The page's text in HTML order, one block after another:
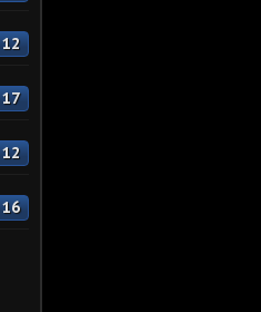
12
17
12
16